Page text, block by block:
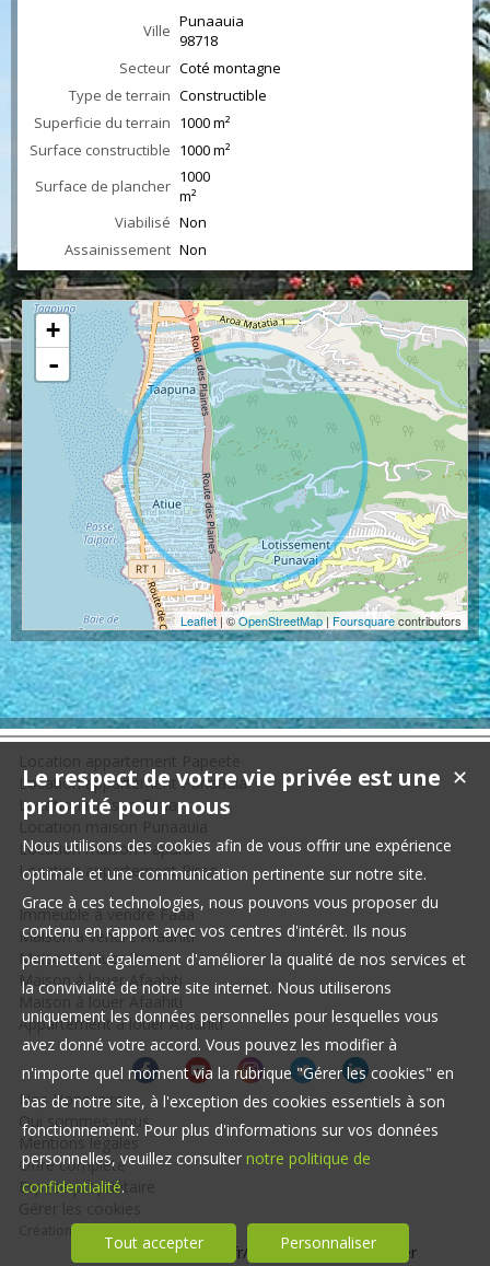
Ville Punaauia
98718
Secteur Coté montagne
Type de terrain Constructible
Superficie du terrain 1000 m²
Surface constructible 1000 m²
Surface de plancher 1000
m²
Viabilisé Non
Assainissement Non
+
-
Leaflet| ©OpenStreetMap|Foursquarecontributors
Location appartement Punaauia
Location maison Faaa
Location maison Punaauia
Location maison Papara
Location appartement Pirae
Immeuble à vendre Faaa
Maison à vendre Afaahiti
Maison à louer Paea
Maison à louer Afaahiti
Appartement à louer Afaahiti
Nos Honoraires
Qui sommes-nous
Mentions légales
Offre complète
Espace propriétaire
Création site immobilier
✕
Le respect de votre vie privée est une
priorité pour nous
Nous utilisons des cookies afin de vous offrir une expérience
optimale et une communication pertinente sur notre site.
Grace à ces technologies, nous pouvons vous proposer du
contenu en rapport avec vos centres d'intérêt. Ils nous
permettent également d'améliorer la qualité de nos services et
la convivialité de notre site internet. Nous utiliserons
uniquement les données personnelles pour lesquelles vous
avez donné votre accord. Vous pouvez les modifier à
n'importe quel moment via la rubrique "Gérer les cookies" en
bas de notre site, à l'exception des cookies essentiels à son
fonctionnement. Pour plus d'informations sur vos données
personnelles, veuillez consulter notre politique de
confidentialité.
Tout accepter Personnaliser